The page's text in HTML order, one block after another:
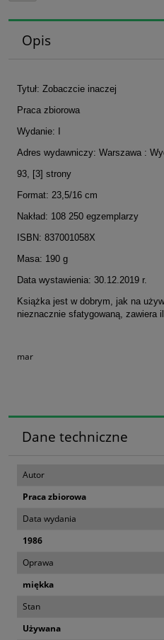
Opis
Tytuł: Zobaczcie inaczej
Praca zbiorowa
Wydanie: I
Adres wydawniczy: Warszawa :
93, [3] strony
Format: 23,5/16 cm
Nakład: 108 250 egzemplarzy
ISBN: 837001058X
Masa: 190 g
Data wystawienia: 30.12.2019 r.
Książka jest w dobrym, jak na
nieznacznie sfatygowaną, zawiera
mar
Dane techniczne
Autor
Praca zbiorowa
Data wydania
1986
Oprawa
miękka
Stan
Używana